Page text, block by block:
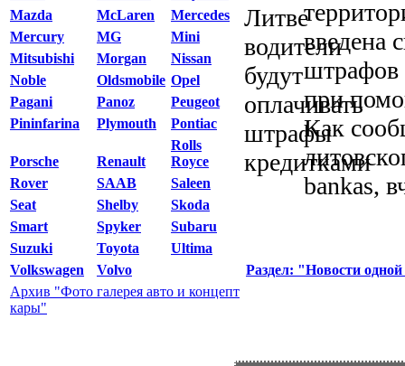
Mazda
McLaren
Mercedes
Mercury
MG
Mini
Mitsubishi
Morgan
Nissan
Noble
Oldsmobile Opel
Pagani
Panoz
Peugeot
Pininfarina
Plymouth Pontiac
Porsche Renault
Rolls
Royce
Rover
SAAB
Saleen
Seat
Shelby
Skoda
Smart
Spyker
Subaru
Suzuki
Toyota
Ultima
Volkswagen
Volvo
Архив "Фото галерея авто и концепт
кары"
введена
при
Как
bankas,
Раздел: "Новости